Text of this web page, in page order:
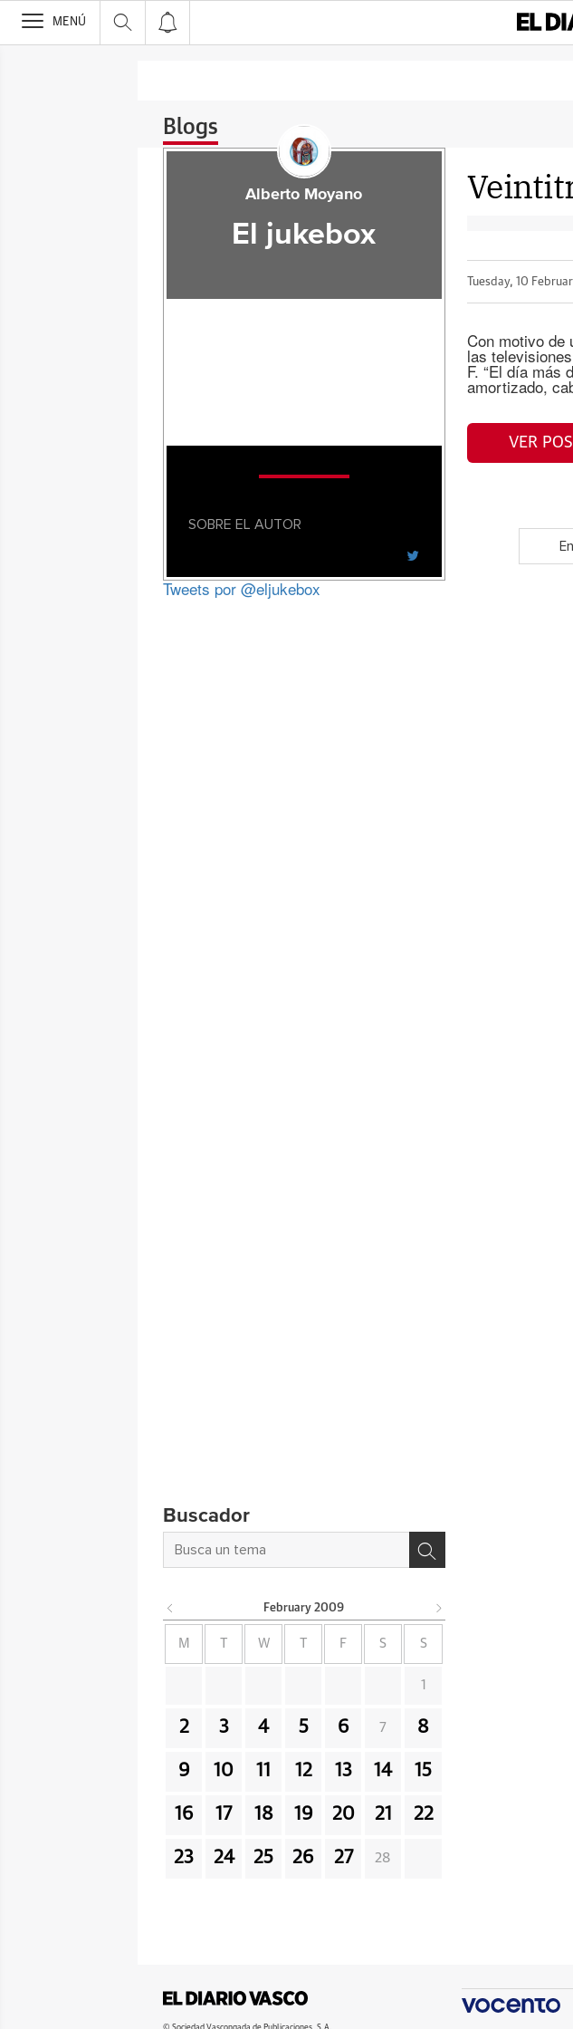
>
MENÚ
Blogs
Tuesday, 10
Con motivo de
las
F. “El día más
amortizado,
VER
Alberto Moyano
El jukebox
SOBRE EL AUTOR
Tweets por @eljukebox
Buscador
February 2009
M W F S S
1
2 3 4 5 6 7 8
9 10 11 12 13 14 15
16 17 18 19 20 21 22
23 24 25 26 27 28